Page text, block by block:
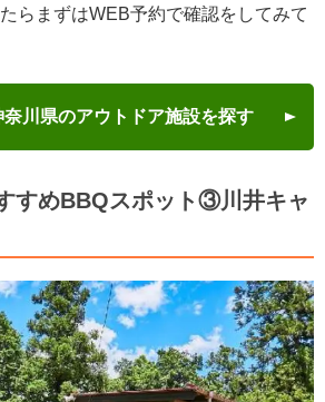
らまずはWEB予約で確認をしてみて
奈川県のアウトドア施設を探す
すめBBQスポット③川井キャ